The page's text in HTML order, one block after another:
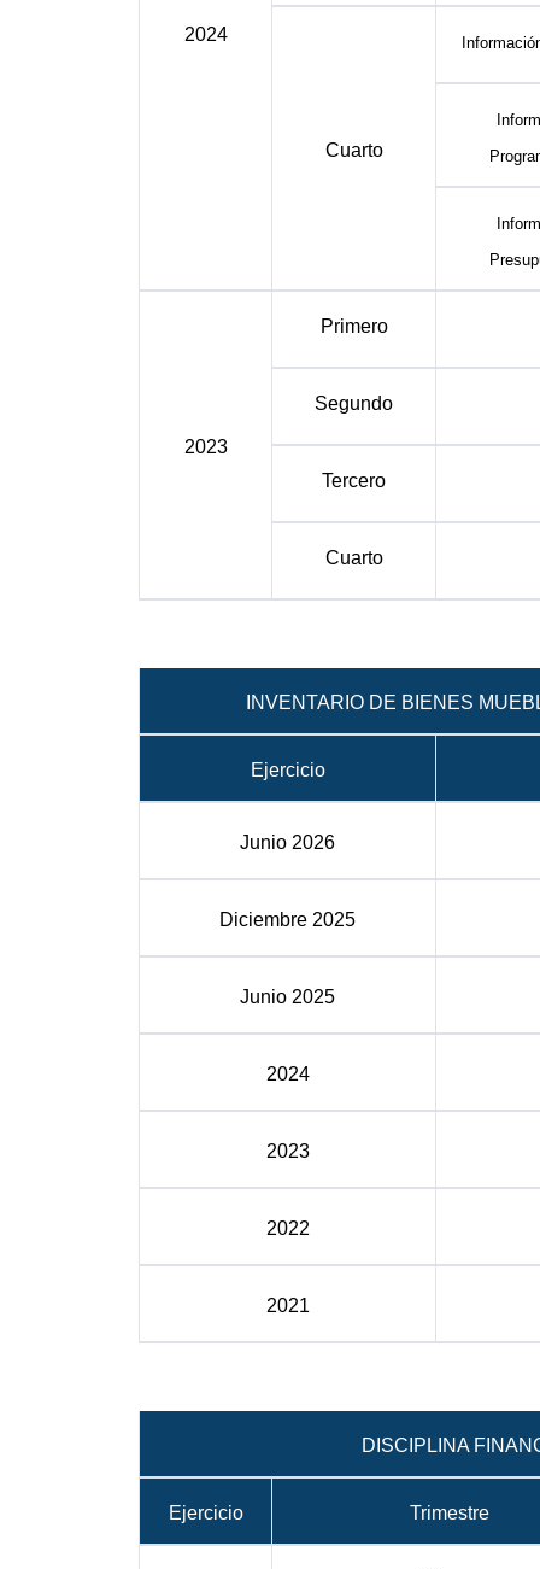
2024
Cuarto
2023
Primero
Segundo
Tercero
Cuarto
INVENTARIO DE BIENES
Ejercicio
Junio 2026
Diciembre 2025
Junio 2025
2024
2023
2022
2021
DISCIPLINA
Ejercicio Trimestre